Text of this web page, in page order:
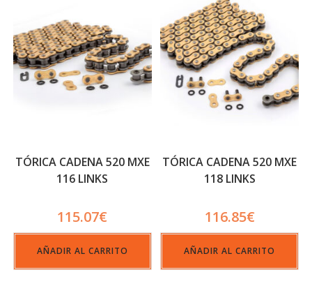
TÓRICA CADENA 520 MXE
116 LINKS
115.07€
AÑADIR AL CARRITO
TÓRICA CADENA 520 MXE
118 LINKS
116.85€
AÑADIR AL CARRITO